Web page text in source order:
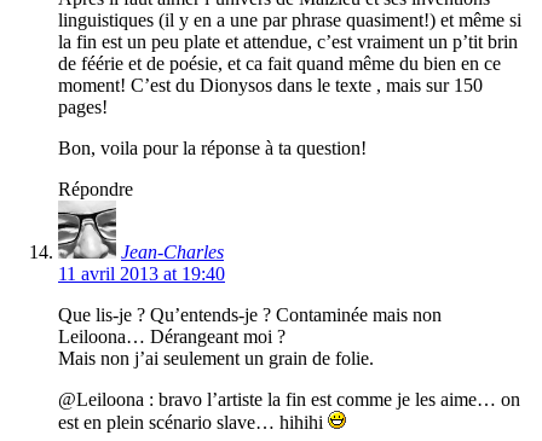
linguistiques (il y en a une par phrase quasiment!) et même si
la fin est un peu plate et attendue, c’est vraiment un p’tit brin
de féérie et de poésie, et ca fait quand même du bien en ce
moment! C’est du Dionysos dans le texte , mais sur 150
pages!
Bon, voila pour la réponse à ta question!
Répondre
Jean-Charles
11 avril 2013 at 19:40
Que lis-je ? Qu’entends-je ? Contaminée mais non
Leiloona… Dérangeant moi ?
Mais non j’ai seulement un grain de folie.
@Leiloona : bravo l’artiste la fin est comme je les aime… on
est en plein scénario slave… hihihi